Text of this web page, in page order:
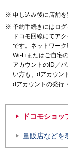
申し込み後に店舗を
予約手続きにはログ
ドコモ回線にてア
です。ネットワー
Wi-Fiまたはご自宅
アカウントのID／
い方も、dアカウン
dアカウントの発行
ドコモショッ
量販店などを